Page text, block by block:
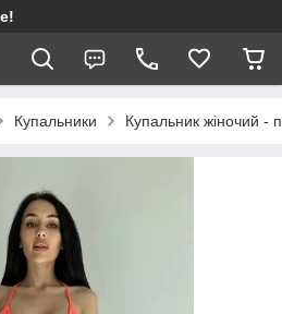
Купальники Купальник жіночий -